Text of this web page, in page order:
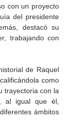
con un proyecto
del presidente
destacó su
trabajando con
de Raquel
como
trayectoria con la
al igual que él,
ámbitos